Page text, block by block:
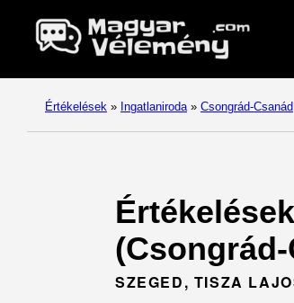
Értékelések » Ingatlaniroda » Csongrád-Csanád
SZEGED, TISZA